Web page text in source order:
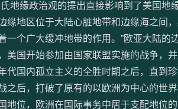
氏地缘政治观的提出直接影响到了美国地
缘地区位于大陆心脏地带和边缘海之间
一个广大缓冲地带的作用。”欧亚大陆
美国开始参加由国家联盟实施的战争，
代国内孤立主义的全胜时期之后，直到
之后，打破了原有的以欧洲为中心的世
地位，欧洲在国际事务中居于支配地位